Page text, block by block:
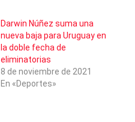
Darwin Núñez suma una
nueva baja para Uruguay en
la doble fecha de
eliminatorias
8 de noviembre de 2021
En «Deportes»